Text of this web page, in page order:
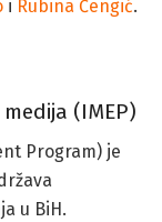
i Rubina Čengić.
(IMEP)
Program) je
u BiH.